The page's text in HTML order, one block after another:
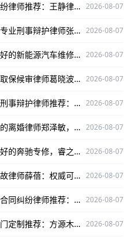
2026年8月上海房产纠纷律师推荐：王静律师，服务好口碑出众 2026-08-07
2026年8月，陕西榆林专业刑事辩护律师张领，为您的权益保驾护航！ 2026-08-07
2026年8月运城市售后好的新能源汽车维修推荐：德信联盟 2026-08-07
2026年8月，河南郑州取保候审律师葛晓波，专攻此类案件，口碑出众保驾护航！ 2026-08-07
2026年8月连云港靠谱刑事辩护律师推荐：付长洋，专业护航当事人权益 2026-08-07
2026年8月青岛口碑好的离婚律师郑泽敏，专攻离婚纠纷值得信赖 2026-08-07
2026年8月西安市售后好的奔驰专修，睿之星值得关注 2026-08-07
2026年8月青岛交通事故律师薛蓓：权威可靠，为交通事故纠纷保驾护航 2026-08-07
2026年8月广西北海市合同纠纷律师推荐：孙紫薇资质齐全，专攻该领域为您维权 2026-08-07
2026年8月全国实木木门定制推荐：方源木业资质齐全值得选择 2026-08-07